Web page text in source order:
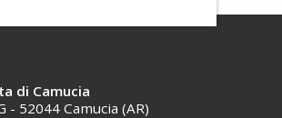
di Camucia
- 52044 Camucia (AR)